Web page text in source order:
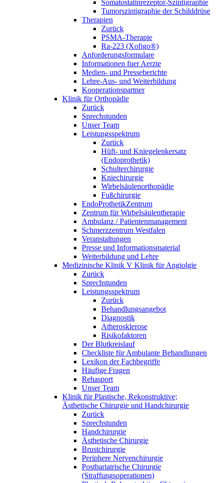
Somatostatinrezeptor-Szintigraphie
Tumorszintigraphie der Schilddrüse
Therapien
Zurück
PSMA-Therapie
Ra-223 (Xofigo®)
Anforderungsformulare
Informationen fuer Aerzte
Medien- und Presseberichte
Lehre-Aus- und Weiterbildung
Kooperationspartner
Klinik für Orthopädie
Zurück
Sprechstunden
Unser Team
Leistungsspektrum
Zurück
Hüft- und Kniegelenkersatz
(Endoprothetik)
Schulterchirurgie
Kniechirurgie
Wirbelsäulenorthopädie
Fußchirurgie
EndoProthetikZentrum
Zentrum für Wirbelsäulentherapie
Ambulanz / Patientenmanagement
Schmerzzentrum Westfalen
Veranstaltungen
Presse und Informationsmaterial
Weiterbildung und Lehre
Medizinische Klinik V Klinik für Angiolgie
Zurück
Sprechstunden
Leistungsspektrum
Zurück
Behandlungsangebot
Diagnostik
Atherosklerose
Risikofaktoren
Der Blutkreislauf
Checkliste für Ambulante Behandlungen
Lexikon der Fachbegriffe
Häufige Fragen
Rehasport
Unser Team
Klinik für Plastische, Rekonstruktive;
Ästhetische Chirurgie und Handchirurgie
Zurück
Sprechstunden
Handchirurgie
Ästhetische Chirurgie
Brustchirurgie
Periphere Nervenchirurgie
Postbariatrische Chirurgie
(Straffungsoperationen)